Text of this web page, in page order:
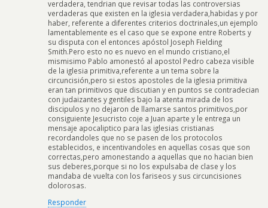
verdadera, tendrian que revisar todas las controversias
verdaderas que existen en la iglesia verdadera,habidas y por
haber, referente a diferentes criterios doctrinales,un ejemplo
lamentablemente es el caso que se expone entre Roberts y
su disputa con el entonces apóstol Joseph Fielding
Smith.Pero esto no es nuevo en el mundo cristiano,el
mismisimo Pablo amonestó al apostol Pedro cabeza visible
de la iglesia primitiva,referente a un tema sobre la
circuncisión,pero si estos apostoles de la iglesia primitiva
eran tan primitivos que discutian y en puntos se contradecian
con judaizantes y gentiles bajo la atenta mirada de los
discipulos y no dejaron de llamarse santos primitivos,por
consiguiente Jesucristo coje a Juan aparte y le entrega un
mensaje apocaliptico para las iglesias cristianas
recordandoles que no se pasen de los protocolos
establecidos, e incentivandoles en aquellas cosas que son
correctas,pero amonestando a aquellas que no hacian bien
sus deberes,porque si no los expulsaba de clase y los
mandaba de vuelta con los fariseos y sus circuncisiones
dolorosas.
Responder